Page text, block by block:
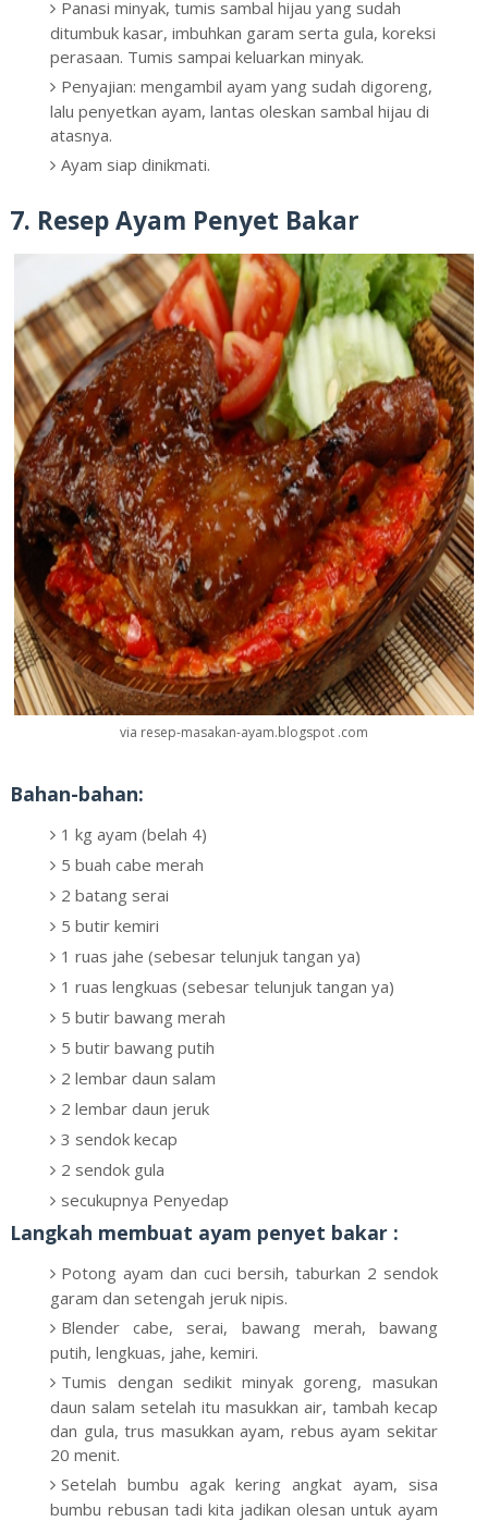
Panasi minyak, tumis sambal hijau yang sudah
ditumbuk kasar, imbuhkan garam serta gula, koreksi
perasaan. Tumis sampai keluarkan minyak.
Penyajian: mengambil ayam yang sudah digoreng,
lalu penyetkan ayam, lantas oleskan sambal hijau di
atasnya.
Ayam siap dinikmati.
7. Resep Ayam Penyet Bakar
via resep-masakan-ayam.blogspot .com
Bahan-bahan:
1 kg ayam (belah 4)
5 buah cabe merah
2 batang serai
5 butir kemiri
1 ruas jahe (sebesar telunjuk tangan ya)
1 ruas lengkuas (sebesar telunjuk tangan ya)
5 butir bawang merah
5 butir bawang putih
2 lembar daun salam
2 lembar daun jeruk
3 sendok kecap
2 sendok gula
secukupnya Penyedap
Langkah membuat ayam penyet bakar :
Potong ayam dan cuci bersih, taburkan 2 sendok
garam dan setengah jeruk nipis.
Blender cabe, serai, bawang merah, bawang
putih, lengkuas, jahe, kemiri.
Tumis dengan sedikit minyak goreng, masukan
daun salam setelah itu masukkan air, tambah kecap
dan gula, trus masukkan ayam, rebus ayam sekitar
20 menit.
Setelah bumbu agak kering angkat ayam, sisa
bumbu rebusan tadi kita jadikan olesan untuk ayam